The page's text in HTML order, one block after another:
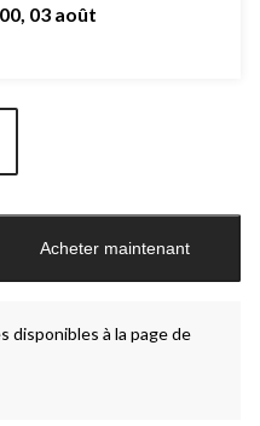
03 août
Acheter maintenant
disponibles à la page de